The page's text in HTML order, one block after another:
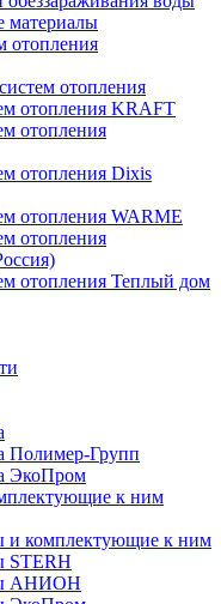
отопления
отопления
отопления KRAFT
отопления
отопления Dixis
отопления WARME
отопления
отопления Теплый дом
Полимер-Групп
ЭкоПром
к ним
и комплектующие к ним
STERH
АНИОН